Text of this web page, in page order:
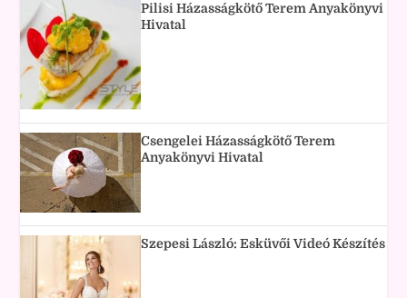
Pilisi Házasságkötő Terem Anyakönyvi
Hivatal
Csengelei Házasságkötő Terem
Anyakönyvi Hivatal
Szepesi László: Esküvői Videó Készítés